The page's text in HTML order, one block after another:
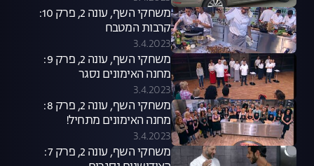
משחקי השף, עונה 2, פרק 10:
קרבות המטבח
3.4.2023
משחקי השף, עונה 2, פרק 9:
מחנה האימונים נסגר
3.4.2023
משחקי השף, עונה 2, פרק 8:
מחנה האימונים מתחיל!
3.4.2023
משחקי השף, עונה 2, פרק 7: